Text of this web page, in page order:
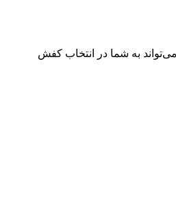
به شما در انتخاب کفش